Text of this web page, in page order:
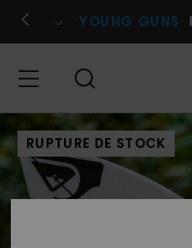
l'information
le
Se connecter /
YOUNG GUNS
HOMME Shop
Surf
Shop
Snow
Shop
ma
RUPTURE DE STOCK